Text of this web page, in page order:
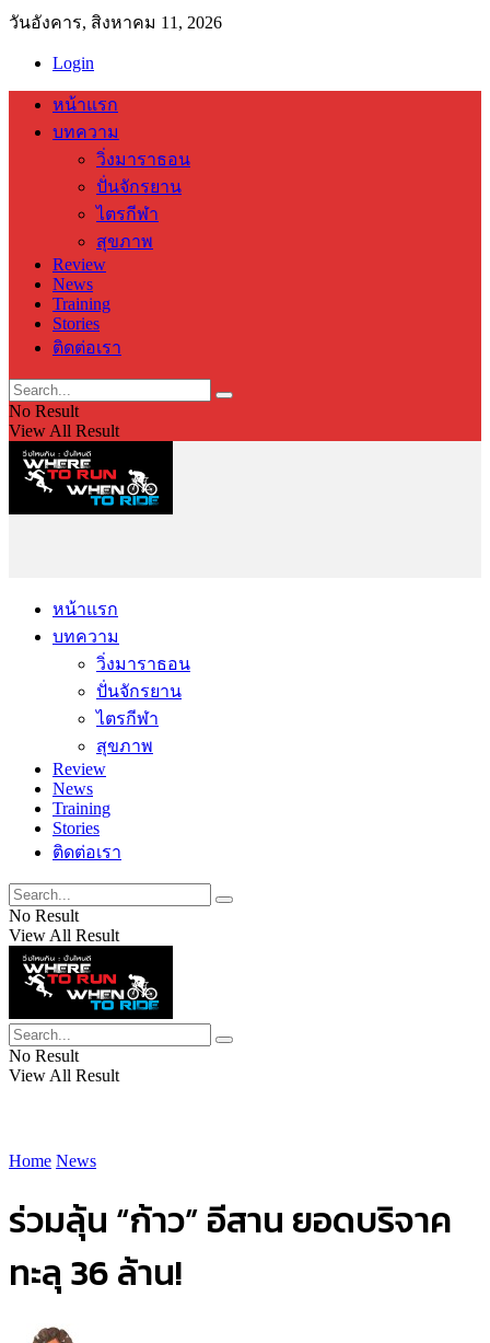
วันอังคาร, สิงหาคม 11, 2026
Login
หน้าแรก
บทความ
วิ่งมาราธอน
ปั่นจักรยาน
ไตรกีฬา
สุขภาพ
Review
News
Training
Stories
ติดต่อเรา
No Result
View All Result
หน้าแรก
บทความ
วิ่งมาราธอน
ปั่นจักรยาน
ไตรกีฬา
สุขภาพ
Review
News
Training
Stories
ติดต่อเรา
No Result
View All Result
No Result
View All Result
Home News
ร่วมลุ้น “ก้าว” อีสาน ยอดบริจาค
ทะลุ 36 ล้าน!